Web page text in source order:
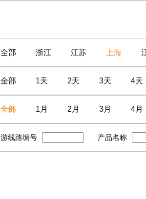
全部 浙江 江苏 上海
全部 1天 2天 3天 4天
全部 1月 2月 3月 4月
游线路编号 产品名称